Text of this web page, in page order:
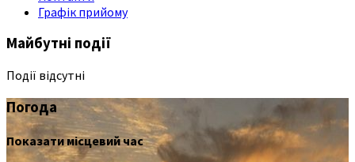
Графік прийому
Майбутні події
Події відсутні
Погода
Показати місцевий час